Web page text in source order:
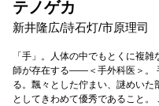
テノゲカ
新井隆広/詩石灯/市原理司
「手」。人体の中でもとくに複
師が存在する――＜手外科医＞。
る。飄々とした佇まい、謎めい
としてきわめて優秀であること